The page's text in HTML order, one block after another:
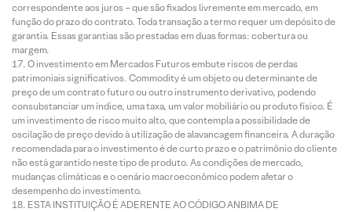
correspondente aos juros – que são fixados livremente em mercado, em
função do prazo do contrato. Toda transação a termo requer um depósito de
garantia. Essas garantias são prestadas em duas formas: cobertura ou
margem.
O investimento em Mercados Futuros embute riscos de perdas
patrimoniais significativos. Commodity é um objeto ou determinante de
preço de um contrato futuro ou outro instrumento derivativo, podendo
consubstanciar um índice, uma taxa, um valor mobiliário ou produto físico. É
um investimento de risco muito alto, que contempla a possibilidade de
oscilação de preço devido à utilização de alavancagem financeira. A duração
recomendada para o investimento é de curto prazo e o patrimônio do cliente
não está garantido neste tipo de produto. As condições de mercado,
mudanças climáticas e o cenário macroeconômico podem afetar o
desempenho do investimento.
ESTA INSTITUIÇÃO É ADERENTE AO CÓDIGO ANBIMA DE